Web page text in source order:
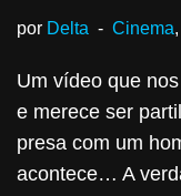
por Delta Cinema,
Um vídeo que
e merece ser
presa com um
acontece… A